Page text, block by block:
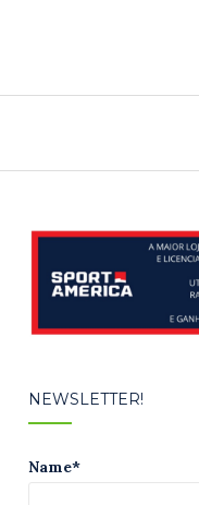
NEWSLETTER!
Name*